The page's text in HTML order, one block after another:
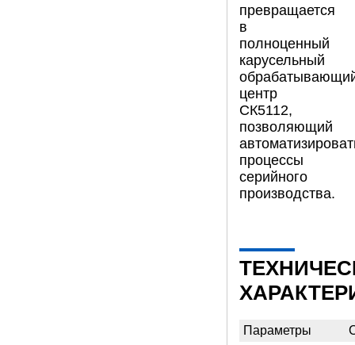
превращается
в
полноценный
карусельный
центр
СК5112,
позволяющий
процессы
серийного
производства.
Параметры